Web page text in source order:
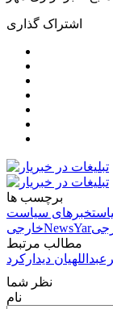
اشتراک گذاری
برچسب ها
خبرهای سیاست
خارجیNewsYar
مطالب مرتبط
دیدارکرد
نظر شما
نام